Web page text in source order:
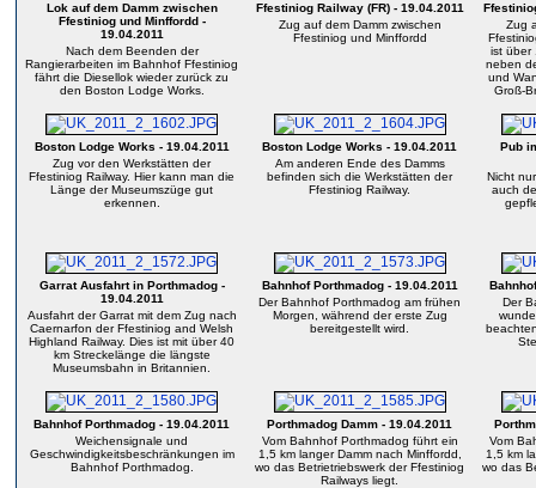
Lok auf dem Damm zwischen
Ffestiniog und Minffordd -
19.04.2011
Nach dem Beenden der
Rangierarbeiten im Bahnhof Ffestiniog
fährt die Diesellok wieder zurück zu
den Boston Lodge Works.
Ffestiniog Railway (FR) - 19.04.2011
Zug auf dem Damm zwischen
Ffestiniog und Minffordd
Zug
ist über
neben
und
Groß-
Boston Lodge Works - 19.04.2011
Zug vor den Werkstätten der
Ffestiniog Railway. Hier kann man die
Länge der Museumszüge gut
erkennen.
Boston Lodge Works - 19.04.2011
Am anderen Ende des Damms
befinden sich die Werkstätten der
Ffestiniog Railway.
Pub
Nicht
auch
Garrat Ausfahrt in Porthmadog -
19.04.2011
Ausfahrt der Garrat mit dem Zug nach
Caernarfon der Ffestiniog and Welsh
Highland Railway. Dies ist mit über 40
km Streckelänge die längste
Museumsbahn in Britannien.
Bahnhof Porthmadog - 19.04.2011
Der Bahnhof Porthmadog am frühen
Morgen, während der erste Zug
bereitgestellt wird.
Der
Bahnhof Porthmadog - 19.04.2011
Weichensignale und
Geschwindigkeitsbeschränkungen im
Bahnhof Porthmadog.
Porthmadog Damm - 19.04.2011
Vom Bahnhof Porthmadog führt ein
1,5 km langer Damm nach Minffordd,
wo das Betrietriebswerk der Ffestiniog
Railways liegt.
Vom
1,5 km
wo das